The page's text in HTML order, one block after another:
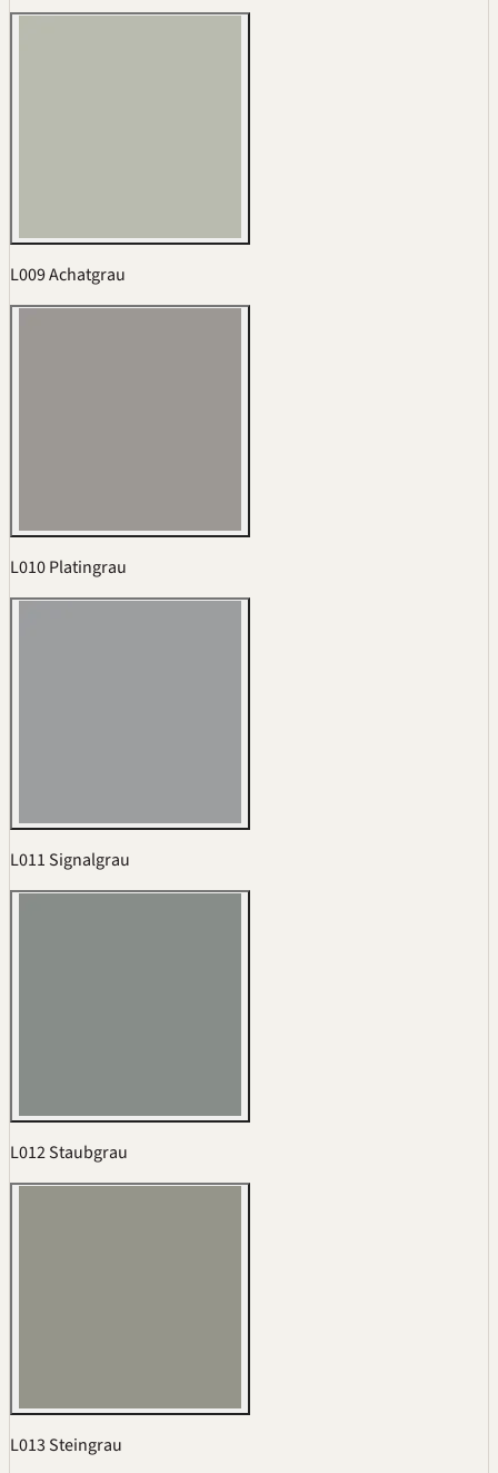
L009 Achatgrau
L010 Platingrau
L011 Signalgrau
L012 Staubgrau
L013 Steingrau